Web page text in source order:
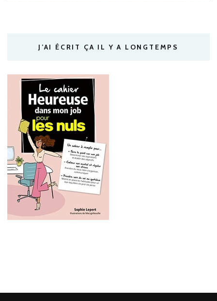
J’AI ÉCRIT ÇA IL Y A LONGTEMPS